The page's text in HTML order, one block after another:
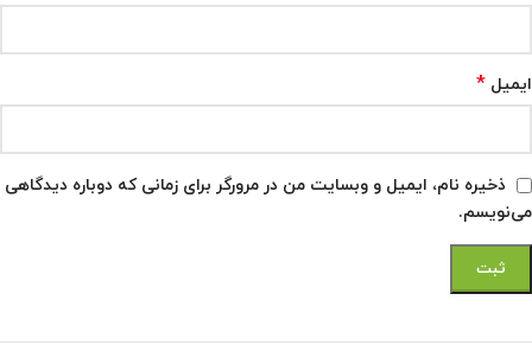
ایمیل *
ذخیره نام، ایمیل و وبسایت من در مرورگر برای زمانی که دوباره دیدگاهی
می‌نویسم.